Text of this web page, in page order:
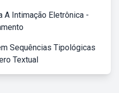
A Intimação Eletrônica -
Sequências Tipológicas
Textual